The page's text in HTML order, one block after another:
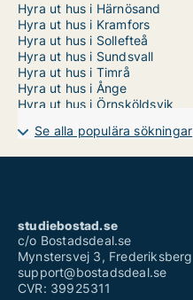
Hyra ut hus i Härnösand
Hyra ut hus i Kramfors
Hyra ut hus i Sollefteå
Hyra ut hus i Sundsvall
Hyra ut hus i Timrå
Hyra ut hus i Ånge
Hyra ut hus i Örnsköldsvik
Se alla populära sökningar
studiebostad.se
c/o Bostadsdeal.se
Mynstersvej 3, Frederiksberg
support@bostadsdeal.se
CVR: 39925311